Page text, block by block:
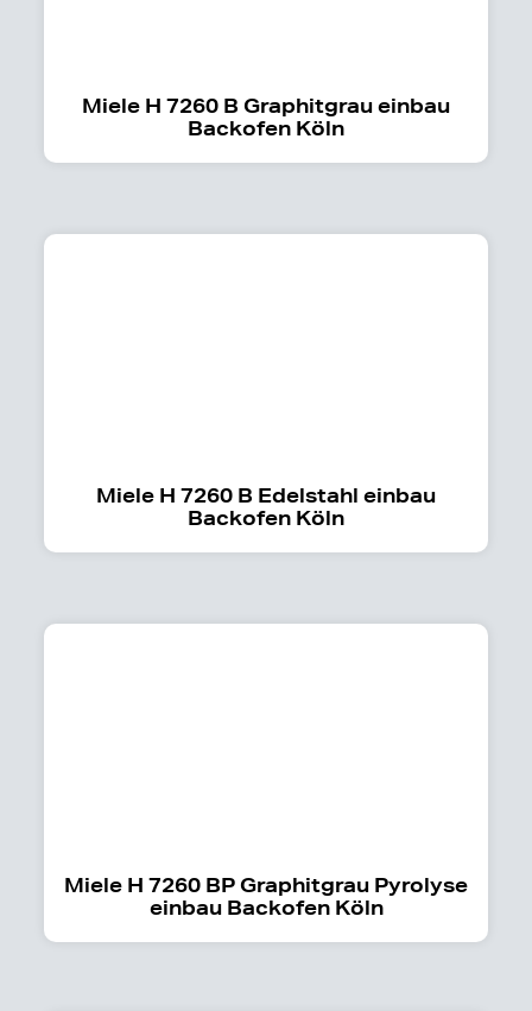
Miele H 7260 B Graphitgrau einbau
Backofen Köln
Miele H 7260 B Edelstahl einbau
Backofen Köln
Miele H 7260 BP Graphitgrau Pyrolyse
einbau Backofen Köln